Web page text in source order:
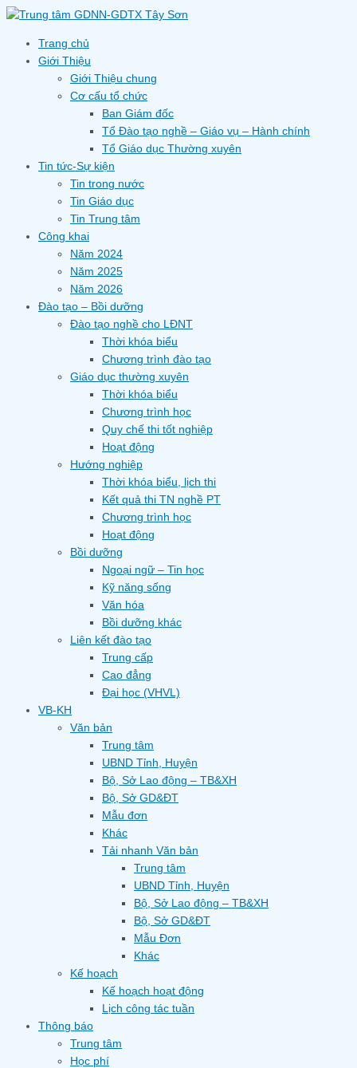
Skip
contentTrang chủ
Giới Thiệu
Giới Thiệu chung
Cơ cấu tổ chức
Ban Giám đốc
Tổ Đào tạo nghề – Giáo vụ – Hành chính
Tổ Giáo dục Thường xuyên
Tin tức-Sự kiện
Tin trong nước
Tin Giáo dục
Tin Trung tâm
Công khai
Năm 2024
Năm 2025
Năm 2026
Đào tạo – Bồi dưỡng
Đào tạo nghề cho LĐNT
Thời khóa biểu
Chương trình đào tạo
Giáo dục thường xuyên
Thời khóa biểu
Chương trình học
Quy chế thi tốt nghiệp
Hoạt động
Hướng nghiệp
Thời khóa biểu, lịch thi
Kết quả thi TN nghề PT
Chương trình học
Hoạt động
Bồi dưỡng
Ngoại ngữ – Tin học
Kỹ năng sống
Văn hóa
Bồi dưỡng khác
Liên kết đào tạo
Trung cấp
Cao đẳng
Đại học (VHVL)
VB-KH
Văn bản
Trung tâm
UBND Tỉnh, Huyện
Bộ, Sở Lao động – TB&XH
Bộ, Sở GD&ĐT
Mẫu đơn
Khác
Tải nhanh Văn bản
Trung tâm
UBND Tỉnh, Huyện
Bộ, Sở Lao động – TB&XH
Bộ, Sở GD&ĐT
Mẫu Đơn
Khác
Kế hoạch
Kế hoạch hoạt động
Lịch công tác tuần
Thông báo
Trung tâm
Học phí